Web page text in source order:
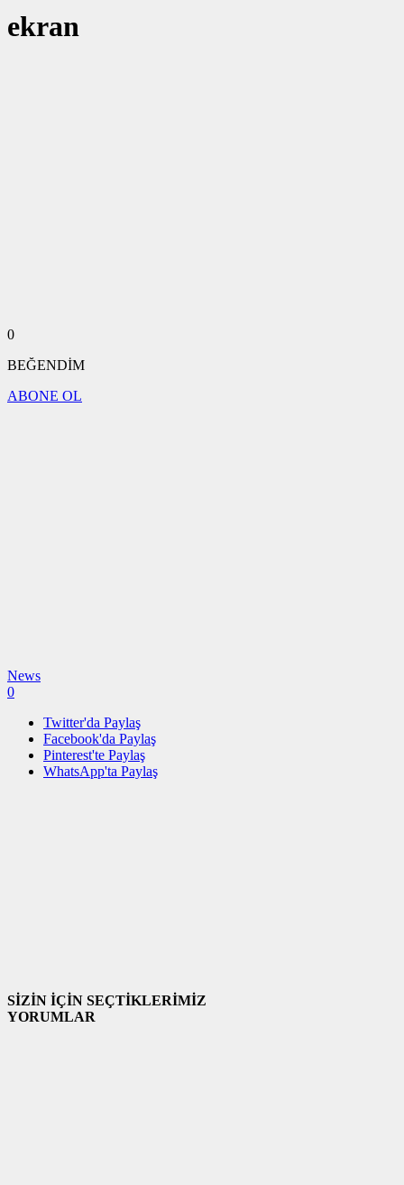
ekran
0
BEĞENDİM
ABONE OL
News
0
Twitter'da Paylaş
Facebook'da Paylaş
Pinterest'te Paylaş
WhatsApp'ta Paylaş
SİZİN İÇİN SEÇTİKLERİMİZ
YORUMLAR